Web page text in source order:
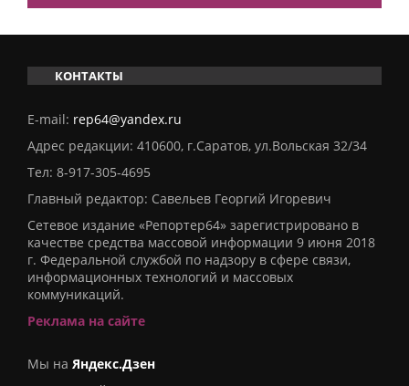
КОНТАКТЫ
E-mail: rep64@yandex.ru
Адрес редакции: 410600, г.Саратов, ул.Вольская 32/34
Тел: 8-917-305-4695
Главный редактор: Савельев Георгий Игоревич
Сетевое издание «Репортер64» зарегистрировано в
качестве средства массовой информации 9 июня 2018
г. Федеральной службой по надзору в сфере связи,
информационных технологий и массовых
коммуникаций.
Реклама на сайте
Мы на Яндекс.Дзен